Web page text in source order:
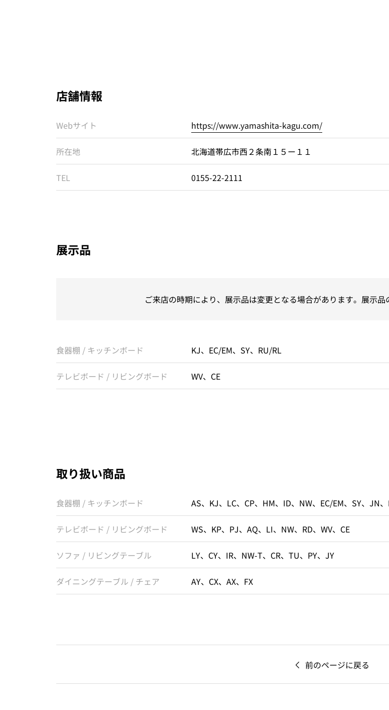
店舗情報
Webサイト https://www.yamashita-kagu.com/
所在地 北海道帯広市西２条南１５ー１１
TEL 0155-22-2111
展示品
ご来店の時期により、展示品は変更となる場合があります。展示品
食器棚 / キッチンボード KJ、EC/EM、SY、RU/RL
テレビボード / リビングボード WV、CE
取り扱い商品
食器棚 / キッチンボード AS、KJ、LC、CP、HM、ID、NW、EC/EM、SY、JN
テレビボード / リビングボード WS、KP、PJ、AQ、LI、NW、RD、WV、CE
ソファ / リビングテーブル LY、CY、IR、NW-T、CR、TU、PY、JY
ダイニングテーブル / チェア AY、CX、AX、FX
前のページに戻る